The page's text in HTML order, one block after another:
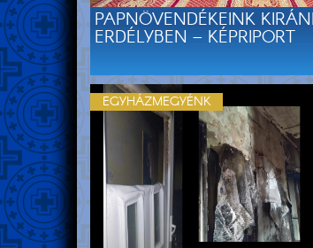
PAPNÖVENDÉKEINK
ERDÉLYBEN – KÉPRIPORT
EGYHÁZMEGYÉNK